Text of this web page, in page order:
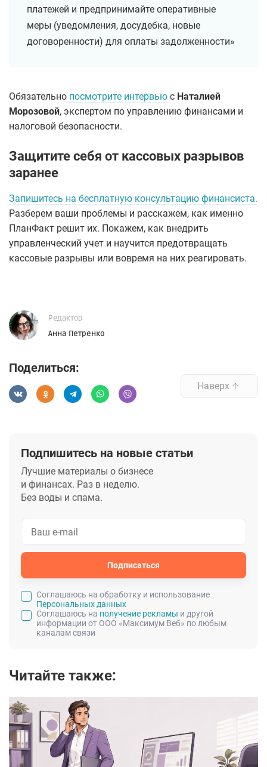
платежей и предпринимайте оперативные
меры (уведомления, досудебка, новые
договоренности) для оплаты задолженности»
Обязательно посмотрите интервью с Наталией
Морозовой, экспертом по управлению финансами и
налоговой безопасности.
Защитите себя от кассовых разрывов
заранее
Запишитесь на бесплатную консультацию финансиста.
Разберем ваши проблемы и расскажем, как именно
ПланФакт решит их. Покажем, как внедрить
управленческий учет и научится предотвращать
кассовые разрывы или вовремя на них реагировать.
Редактор
Анна Петренко
Поделиться:
Наверх
Подпишитесь на новые статьи
Лучшие материалы о бизнесе
и финансах. Раз в неделю.
Без воды и спама.
Подписаться
Cоглашаюсь на обработку и использование
Персональных данных
Соглашаюсь на получение рекламы и другой
информации от ООО «Максимум Веб» по любым
каналам связи
Читайте также: